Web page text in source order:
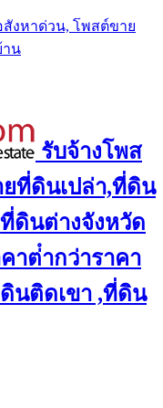
งหาด่วน, โพสต์ขาย
าน
รับจ้างโพส
ยที่ดินเปล่า,ที่ดิน
ดินต่างจังหวัด
าต่ํากว่าราคา
นติดเขา ,ที่ดิน